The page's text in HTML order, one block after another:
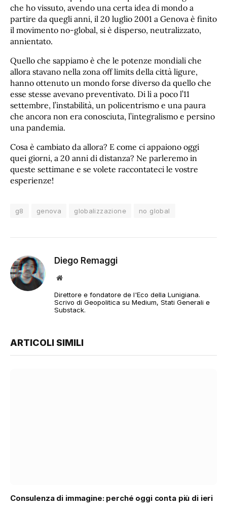
che ho vissuto, avendo una certa idea di mondo a
partire da quegli anni, il 20 luglio 2001 a Genova è finito
il movimento no-global, si è disperso, neutralizzato,
annientato.
Quello che sappiamo è che le potenze mondiali che
allora stavano nella zona off limits della città ligure,
hanno ottenuto un mondo forse diverso da quello che
esse stesse avevano preventivato. Di lì a poco l’11
settembre, l’instabilità, un policentrismo e una paura
che ancora non era conosciuta, l’integralismo e persino
una pandemia.
Cosa è cambiato da allora? E come ci appaiono oggi
quei giorni, a 20 anni di distanza? Ne parleremo in
queste settimane e se volete raccontateci le vostre
esperienze!
g8 genova globalizzazione no global
Diego Remaggi
Sito
Direttore e fondatore de l'Eco della Lunigiana.
Scrivo di Geopolitica su Medium, Stati Generali e
Substack.
ARTICOLI SIMILI
Consulenza di immagine: perché oggi conta più di ieri